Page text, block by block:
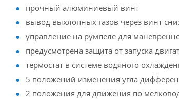
прочный алюминиевый винт
вывод выхлопных газов через винт
управление на румпеле для
предусмотрена защита от запуска
термостат в системе водяного
5 положений изменения угла
2 положения для движения по